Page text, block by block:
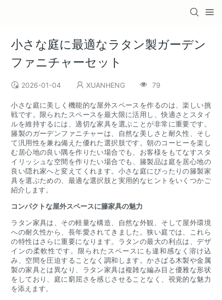
小さな庭に最適なラタン製ガーデン
ファニチャーセット
2026-01-04 XUANHENG 79
小さな庭に美しく機能的な屋外スペースを作るのは、楽しい挑
戦です。限られたスペースを最大限に活用し、快適さとスタイ
ルを維持するには、適切な家具を選ぶことが非常に重要です。
籐製のガーデンファニチャーは、自然な美しさと耐久性、そし
て汎用性を兼ね備えた優れた選択肢です。朝のコーヒーを楽し
む居心地の良い隅を作りたい場合でも、お客様をもてなすスタ
イリッシュな空間を作りたい場合でも、籐製品は庭を居心地の
良い隠れ家へと変えてくれます。小さな庭にぴったりの籐製家
具を選ぶための、最適な選択肢と実用的なヒントをいくつかご
紹介します。
コンパクトな屋外スペースに籐家具の魅力
ラタン家具は、その軽量な構造、自然な外観、そして屋外環境
への耐久性から、長年愛されてきました。狭い庭では、これら
の特性はさらに重要になります。ラタンの最大の利点は、デザ
インの柔軟性です。限られたスペースにも違和感なく溶け込
み、空間を圧迫することなく調和します。かさばる木製や金属
製の家具とは異なり、ラタン家具は複雑な編み目と優雅な形状
をしており、庭に窮屈さを感じさせることなく、視覚的な魅力
を添えます。